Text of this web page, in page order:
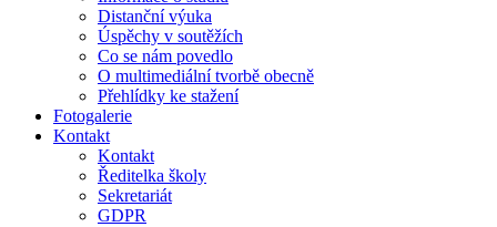
Distanční výuka
Úspěchy v soutěžích
Co se nám povedlo
O multimediální tvorbě obecně
Přehlídky ke stažení
Fotogalerie
Kontakt
Kontakt
Ředitelka školy
Sekretariát
GDPR